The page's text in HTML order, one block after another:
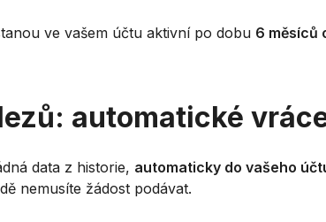
ve vašem účtu aktivní po dobu 6 měsíců
automatické
data z historie, automaticky do vašeho
nemusíte žádost podávat.